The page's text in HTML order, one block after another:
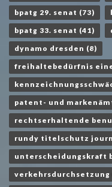
bpatg 29. senat (73)
bpatg 33. senat (41)
dynamo dresden (8)
freihaltebedürfnis
patent- und
rechtserhaltende
rundy titelschutz
unterscheidungskraft
verkehrsdurchsetzung